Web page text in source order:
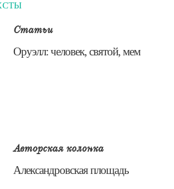
Статьи
​Оруэлл: человек, святой, мем
Авторская колонка
​Александровская площадь